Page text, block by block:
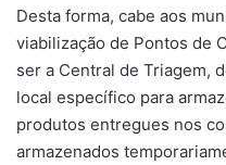
Desta forma, cabe aos
viabilização de Pontos de
ser a Central de Triagem,
local específico para
produtos entregues nos
armazenados